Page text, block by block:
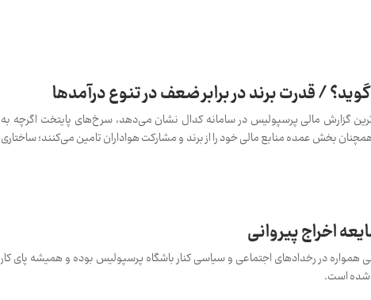
/ قدرت برند در برابر ضعف در تنوع درآمدها
گزارش مالی پرسپولیس در سامانه کدال نشان می‌دهد، سرخ‌های پایتخت اگرچه به
اما همچنان بخش عمده منابع مالی خود را از برند و مشارکت هواداران تامین می‌کنند؛ ساختاری
اخراج پیروانی
در رخدادهای اجتماعی و سیاسی کنار باشگاه پرسپولیس بوده و همیشه پای کار
شده است.